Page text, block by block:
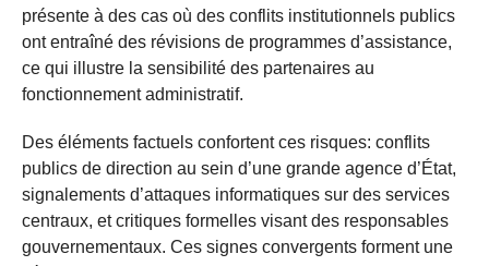
présente à des cas où des conflits institutionnels publics
ont entraîné des révisions de programmes d’assistance,
ce qui illustre la sensibilité des partenaires au
fonctionnement administratif.
Des éléments factuels confortent ces risques: conflits
publics de direction au sein d’une grande agence d’État,
signalements d’attaques informatiques sur des services
centraux, et critiques formelles visant des responsables
gouvernementaux. Ces signes convergents forment une